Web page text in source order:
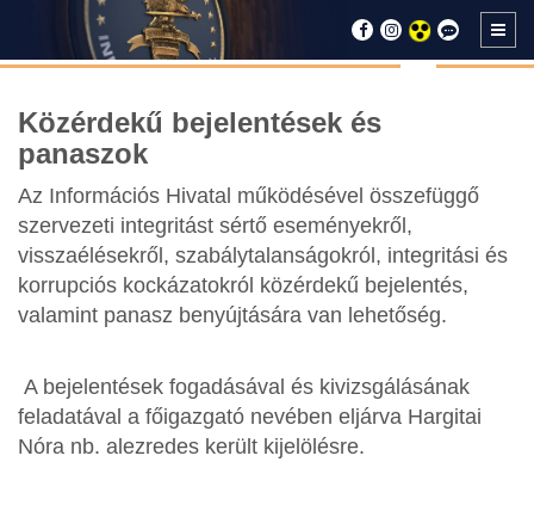
Közérdekű bejelentések és
panaszok
Az Információs Hivatal működésével összefüggő
szervezeti integritást sértő eseményekről,
visszaélésekről, szabálytalanságokról, integritási és
korrupciós kockázatokról közérdekű bejelentés,
valamint panasz benyújtására van lehetőség.
A bejelentések fogadásával és kivizsgálásának
feladatával a főigazgató nevében eljárva Hargitai
Nóra nb. alezredes került kijelölésre.